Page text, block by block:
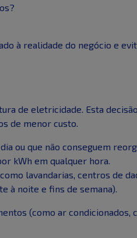
à realidade do negócio e
de eletricidade. Esta
de menor custo.
ou que não conseguem
kWh em qualquer hora.
lavandarias, centros de
à noite e fins de semana).
(como ar condicionados,